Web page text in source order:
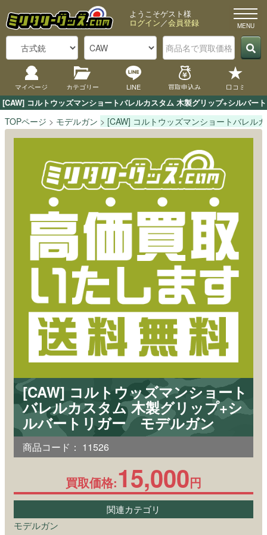
[CAW] コルトウッズマンショートバレルカスタム 木製グリップ+シルバー
ようこそゲスト様
ログイン／会員登録
マイページ カテゴリー LINE 買取申込み 口コミ
TOPページ モデルガン [CAW] コルトウッズマンショートバレル
[CAW] コルトウッズマンショート
バレルカスタム 木製グリップ+シ
ルバートリガー モデルガン
商品コード： 11526
買取価格:15,000円
関連カテゴリ
モデルガン